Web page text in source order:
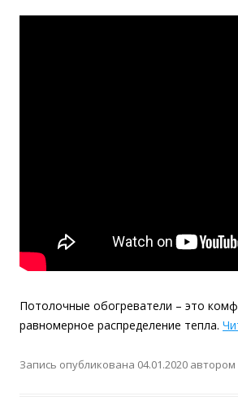
Потолочные обогреватели – это
равномерное распределение тепла.
Запись опубликована 04.01.2020 автором